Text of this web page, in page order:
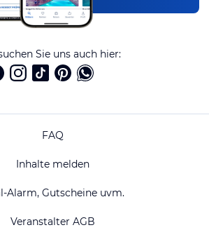
Sie uns auch hier:
FAQ
Inhalte melden
Alarm, Gutscheine uvm.
Veranstalter AGB